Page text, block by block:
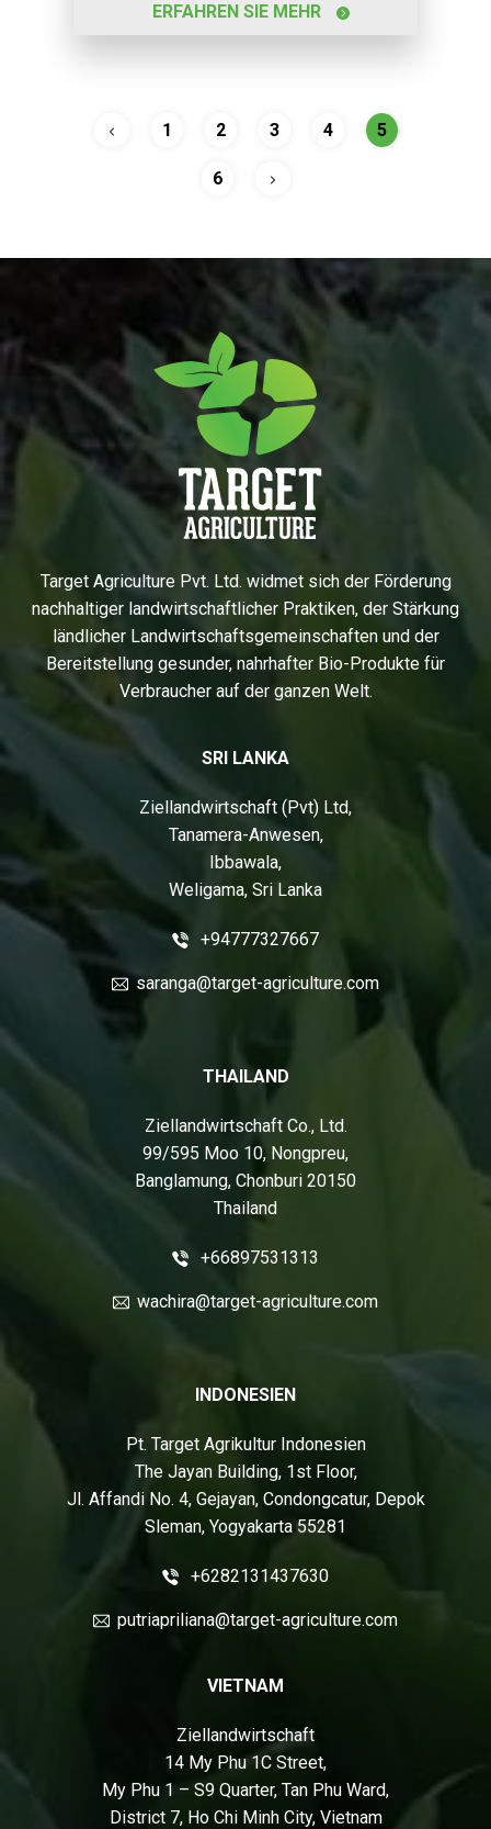
ERFAHREN SIE MEHR
1 2 3 4 5
6
Target Agriculture Pvt. Ltd. widmet sich der Förderung
nachhaltiger landwirtschaftlicher Praktiken, der Stärkung
ländlicher Landwirtschaftsgemeinschaften und der
Bereitstellung gesunder, nahrhafter Bio-Produkte für
Verbraucher auf der ganzen Welt.
SRI LANKA
Ziellandwirtschaft (Pvt) Ltd,
Tanamera-Anwesen,
Ibbawala,
Weligama, Sri Lanka
+94777327667
saranga@target-agriculture.com
THAILAND
Ziellandwirtschaft Co., Ltd.
99/595 Moo 10, Nongpreu,
Banglamung, Chonburi 20150
Thailand
+66897531313
wachira@target-agriculture.com
INDONESIEN
Pt. Target Agrikultur Indonesien
The Jayan Building, 1st Floor,
Jl. Affandi No. 4, Gejayan, Condongcatur, Depok
Sleman, Yogyakarta 55281
+6282131437630
putriapriliana@target-agriculture.com
VIETNAM
Ziellandwirtschaft
14 My Phu 1C Street,
My Phu 1 – S9 Quarter, Tan Phu Ward,
District 7, Ho Chi Minh City, Vietnam